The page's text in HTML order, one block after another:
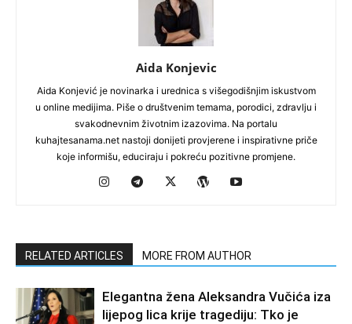
Aida Konjevic
Aida Konjević je novinarka i urednica s višegodišnjim iskustvom
u online medijima. Piše o društvenim temama, porodici, zdravlju i
svakodnevnim životnim izazovima. Na portalu
kuhajtesanama.net nastoji donijeti provjerene i inspirativne priče
koje informišu, educiraju i pokreću pozitivne promjene.
RELATED ARTICLES MORE FROM AUTHOR
Elegantna žena Aleksandra Vučića iza
lijepog lica krije tragediju: Tko je